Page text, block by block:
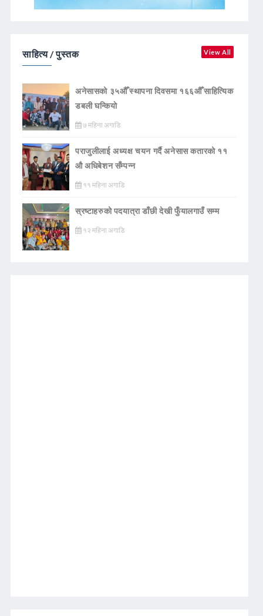
साहित्य / पुस्तक View All
अनेसासको ३५औँ स्थापना दिवसमा १६६औँ साहित्यिक
डबली घन्कियाे
७ महिना अगाडि
पराजुलीलाई अध्यक्ष चयन गर्दै अनेसास कतारको ११
औ अधिबेशन सँम्पन्न
११ महिना अगाडि
स्रष्टाहरुको पदयात्रा डाँछी देखी फुँयालगाउँ सम्म
१२ महिना अगाडि